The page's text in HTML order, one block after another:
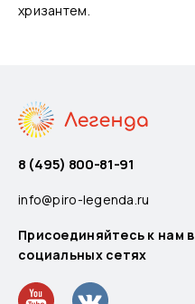
хризантем.
8 (495) 800-81-91
info@piro-legenda.ru
Присоединяйтесь к нам в
социальных сетях